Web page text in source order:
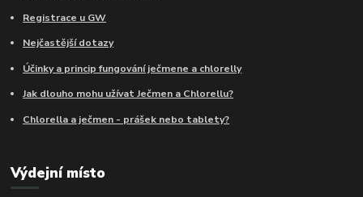
Registrace u GW
Nejčastější dotazy
Účinky a princip fungování ječmene a chlorelly
Jak dlouho mohu užívat Ječmen a Chlorellu?
Chlorella a ječmen - prášek nebo tablety?
Výdejní místo